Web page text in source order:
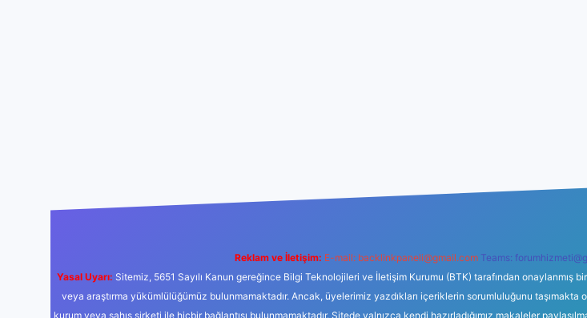
Reklam ve İletişim: E-mail: backlinkpaneli@gmail.com Teams:
Yasal Uyarı: Sitemiz, 5651 Sayılı Kanun gereğince Bilgi Teknolojileri ve İletişim Kurumu (BTK) tarafından
veya araştırma yükümlülüğümüz bulunmamaktadır. Ancak, üyelerimiz yazdıkları içeriklerin sorumluluğunu
kurum veya şahıs şirketi ile hiçbir bağlantısı bulunmamaktadır. Sitede yalnızca kendi hazırladığımız makaleler